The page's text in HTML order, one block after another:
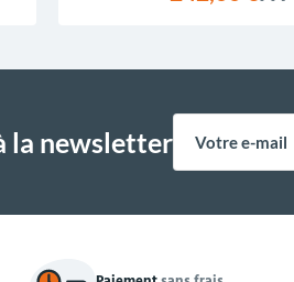
la newsletter